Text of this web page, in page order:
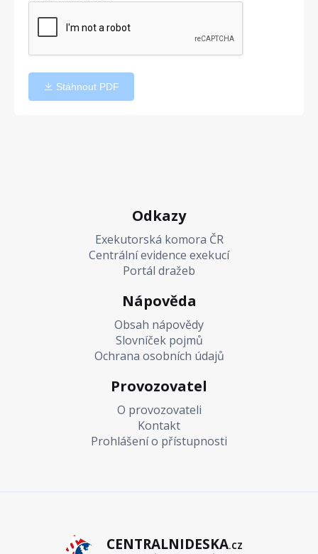
Stáhnout PDF
Odkazy
Exekutorská komora ČR
Centrální evidence exekucí
Portál dražeb
Nápověda
Obsah nápovědy
Slovníček pojmů
Ochrana osobních údajů
Provozovatel
O provozovateli
Kontakt
Prohlášení o přístupnosti
CENTRALNIDESKA.CZ